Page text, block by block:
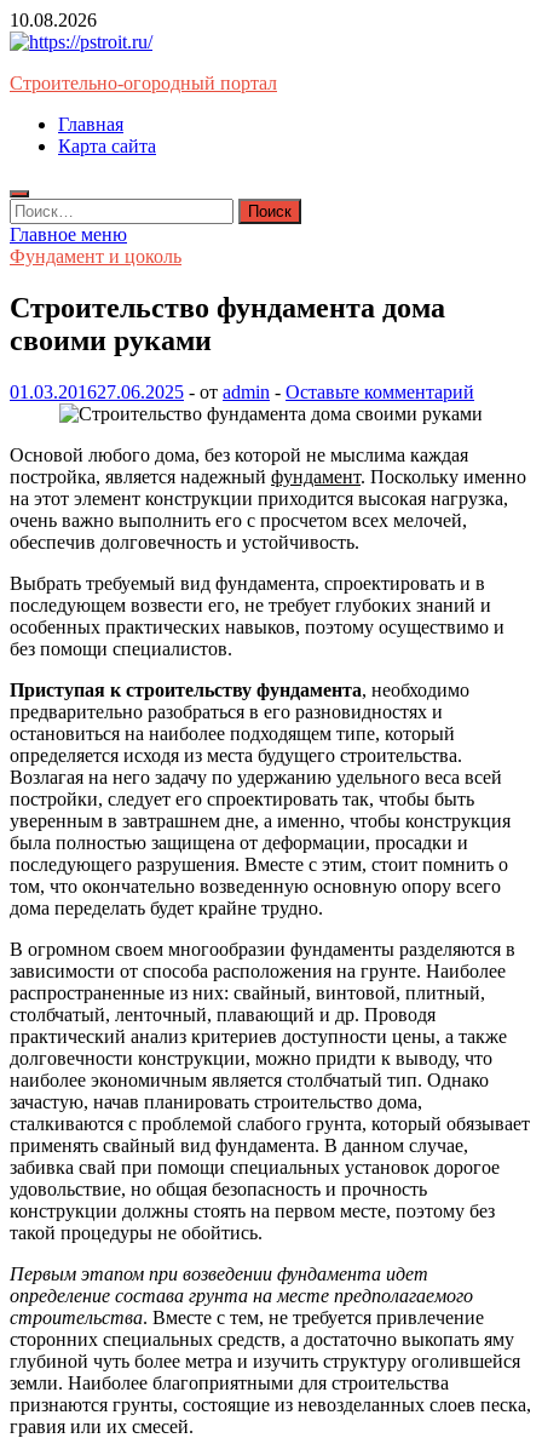
Перейти
к
10.08.2026
Строительно-огородный портал
Главная
Карта сайта
Найти:
Главное меню
Фундамент и цоколь
Строительство фундамента дома
своими руками
01.03.201627.06.2025 - от admin - Оставьте комментарий
Основой любого дома, без которой не мыслима каждая
постройка, является надежный фундамент. Поскольку именно
на этот элемент конструкции приходится высокая нагрузка,
очень важно выполнить его с просчетом всех мелочей,
обеспечив долговечность и устойчивость.
Выбрать требуемый вид фундамента, спроектировать и в
последующем возвести его, не требует глубоких знаний и
особенных практических навыков, поэтому осуществимо и
без помощи специалистов.
Приступая к строительству фундамента, необходимо
предварительно разобраться в его разновидностях и
остановиться на наиболее подходящем типе, который
определяется исходя из места будущего строительства.
Возлагая на него задачу по удержанию удельного веса всей
постройки, следует его спроектировать так, чтобы быть
уверенным в завтрашнем дне, а именно, чтобы конструкция
была полностью защищена от деформации, просадки и
последующего разрушения. Вместе с этим, стоит помнить о
том, что окончательно возведенную основную опору всего
дома переделать будет крайне трудно.
В огромном своем многообразии фундаменты разделяются в
зависимости от способа расположения на грунте. Наиболее
распространенные из них: свайный, винтовой, плитный,
столбчатый, ленточный, плавающий и др. Проводя
практический анализ критериев доступности цены, а также
долговечности конструкции, можно придти к выводу, что
наиболее экономичным является столбчатый тип. Однако
зачастую, начав планировать строительство дома,
сталкиваются с проблемой слабого грунта, который обязывает
применять свайный вид фундамента. В данном случае,
забивка свай при помощи специальных установок дорогое
удовольствие, но общая безопасность и прочность
конструкции должны стоять на первом месте, поэтому без
такой процедуры не обойтись.
Первым этапом при возведении фундамента идет
определение состава грунта на месте предполагаемого
строительства. Вместе с тем, не требуется привлечение
сторонних специальных средств, а достаточно выкопать яму
глубиной чуть более метра и изучить структуру оголившейся
земли. Наиболее благоприятными для строительства
признаются грунты, состоящие из невозделанных слоев песка,
гравия или их смесей.